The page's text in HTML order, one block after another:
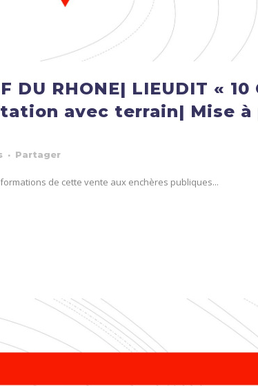
DU RHONE| LIEUDIT « 10
avec terrain| Mise à
Partager
de cette vente aux enchères publiques...